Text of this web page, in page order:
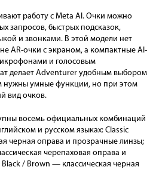
работу с Meta AI. Очки можно
запросов, быстрых подсказок,
и звонками. В этой модели нет
AR-очки с экраном, а компактные AI-
и голосовым
делает Adventurer удобным выбором
нужны умные функции, но при этом
вид очков.
восемь официальных комбинаций
и русском языках: Classic
черная оправа и прозрачные линзы;
черепаховая оправа и
/ Brown — классическая черная